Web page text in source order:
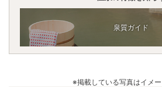
泉質ガイド
※掲載している写真はイメー